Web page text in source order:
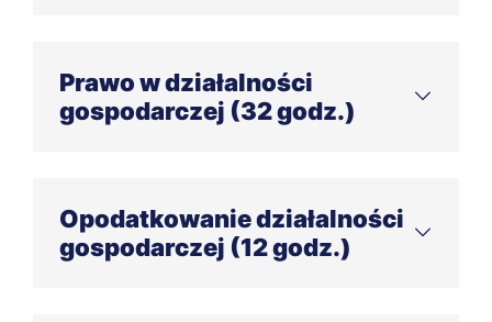
przedsiębiorstwem (4 godz.)
Kompetencje menedżera. Budowanie i rozwój
zespołu (4 godz.)
Prawo w działalności
gospodarczej (32 godz.)
System ubezpieczeń społecznych i zdrowotnych
(8 godz.)
Opodatkowanie działalności
gospodarczej (12 godz.)